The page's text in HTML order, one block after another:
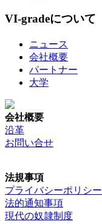
VI-gradeについて
ニュース
会社概要
パートナー
大学
会社概要
沿革
お問い合せ
法規事項
プライバシーポリシー
法的通知事項
現代の奴隷制度